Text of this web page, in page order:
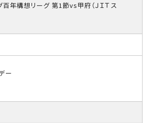
年構想リーグ 第1節vs甲府（ＪＩＴス
ー